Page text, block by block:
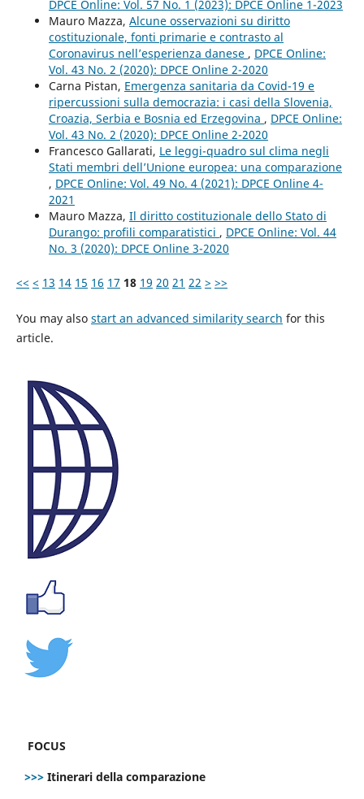
DPCE Online: Vol. 57 No. 1 (2023): DPCE Online 1-2023
Mauro Mazza, Alcune osservazioni su diritto
costituzionale, fonti primarie e contrasto al
Coronavirus nell’esperienza danese , DPCE Online:
Vol. 43 No. 2 (2020): DPCE Online 2-2020
Carna Pistan, Emergenza sanitaria da Covid-19 e
ripercussioni sulla democrazia: i casi della Slovenia,
Croazia, Serbia e Bosnia ed Erzegovina , DPCE Online:
Vol. 43 No. 2 (2020): DPCE Online 2-2020
Francesco Gallarati, Le leggi-quadro sul clima negli
Stati membri dell’Unione europea: una comparazione
, DPCE Online: Vol. 49 No. 4 (2021): DPCE Online 4-
2021
Mauro Mazza, Il diritto costituzionale dello Stato di
Durango: profili comparatistici , DPCE Online: Vol. 44
No. 3 (2020): DPCE Online 3-2020
<< < 13 14 15 16 17 18 19 20 21 22 > >>
You may also start an advanced similarity search for this
article.
FOCUS
>>> Itinerari della comparazione